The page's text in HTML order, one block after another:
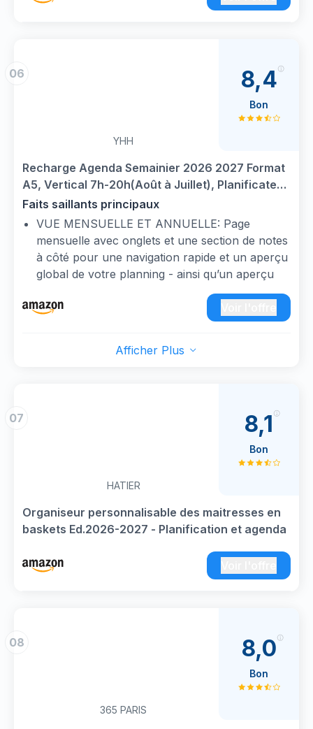
06
YHH
Recharge Agenda Semainier 2026 2027 Format
A5, Vertical 7h-20h(Août à Juillet), Planificateur
Hebdomadaire et Mensuel avec Onglets, Pages
pour Note, Contacts et Fériés, Organiseur en
Multilingue
Faits saillants principaux
VUE MENSUELLE ET ANNUELLE: Page
mensuelle avec onglets et une section de notes
à côté pour une navigation rapide et un aperçu
global de votre planning - ainsi qu’un aperçu
annuel pour une planification et une
organisation optimales
PAGES SUPPLÉMENTAIRES - Aperçu annuel
espace pour les importants dates, jours fériés,
Intervalles de 30 minutes, 7h00 à 20h00). Vue
détaillée de la semaine avec espace suffisant
MULTILINGUE 6 langues: anglais, allemand,
français, italien, espagnol, néerlandais | Période
de couverture du calendrier: de Août 2026 à
Papier Blanc Épais 100 GSM, résistante à
l'encre
anneaux, Espacement des anneaux: 19-19-70-
8,4
Bon
Afficher Plus
07
HATIER
Organiseur personnalisable des maitresses en
baskets Ed.2026-2027 - Planification et agenda
8,1
Bon
08
365 PARIS
8,0
Bon